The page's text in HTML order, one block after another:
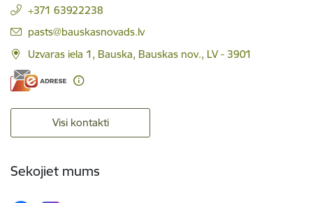
+371 63922238
E-pasts:
pasts@bauskasnovads.lv
Uzvaras iela 1, Bauska, Bauskas nov., LV - 3901
Visi kontakti
Sekojiet mums